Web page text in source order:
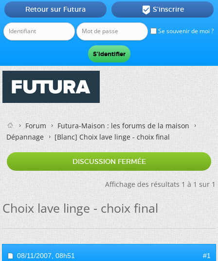
Se souvenir de moi ?
Retour sur Futura  S'inscrire
Forum
Futura-Maison : les forums de la maison
Dépannage
[Blanc]Choix lave linge - choix final
DISCUSSION FERMÉE
Affichage des résultats 1 à 1 sur 1
Choix lave linge - choix final
08/11/2007, 08h51 #1